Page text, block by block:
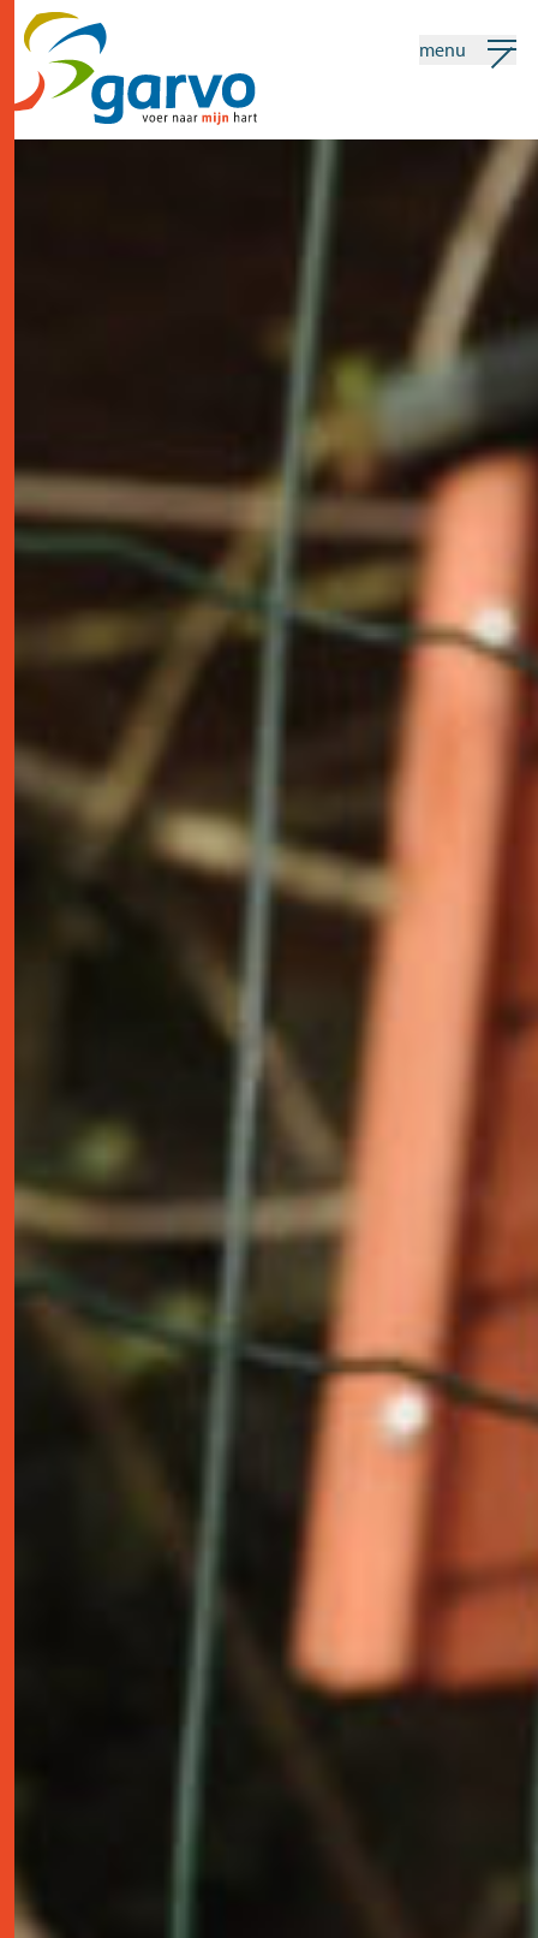
mijn garvo nederlands
Zoeken
nieuws
contact
menu